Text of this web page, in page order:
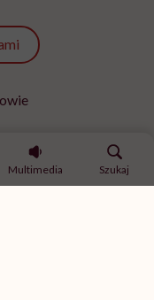
Multimedia
Szukaj